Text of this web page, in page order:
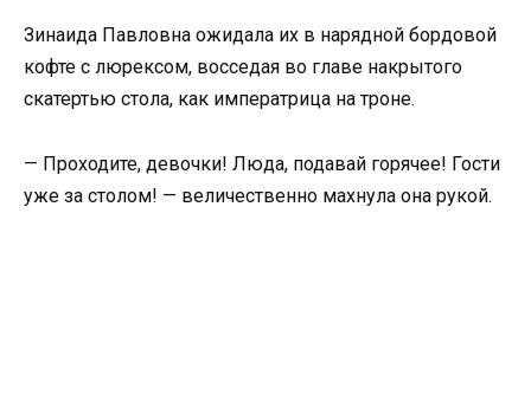
Зинаида Павловна ожидала их в нарядной бордовой
кофте с люрексом, восседая во главе накрытого
скатертью стола, как императрица на троне.
— Проходите, девочки! Люда, подавай горячее! Гости
уже за столом! — величественно махнула она рукой.